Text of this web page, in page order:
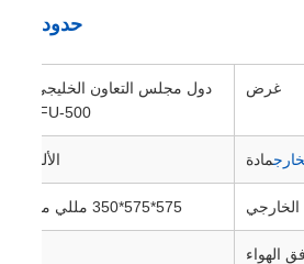
حدود
غرض
دول مجلس التعاون الخليجي-
FFU-500
مادة
الخارجي 575*575*350 مللي متر
الهواء